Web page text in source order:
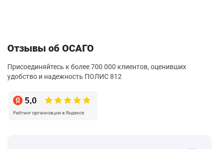
Отзывы об ОСАГО
Присоединяйтесь к более 700 000 клиентов, оценивших
удобство и надежность ПОЛИС 812